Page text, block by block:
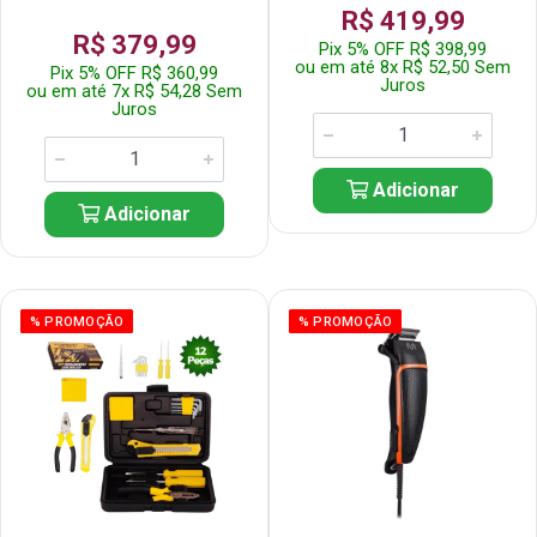
R$ 379,99
Pix 5% OFF R$ 360,99
ou em até 7x R$ 54,28 Sem
Juros
Adicionar
R$ 419,99
Pix 5% OFF R$ 398,99
ou em até 8x R$ 52,50 Sem
Juros
Adicionar
% PROMOÇÃO % PROMOÇÃO